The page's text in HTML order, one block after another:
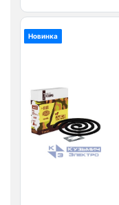
Новинка